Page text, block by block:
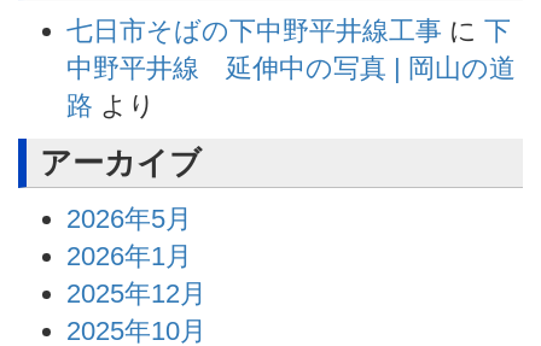
七日市そばの下中野平井線工事 に 下
中野平井線 延伸中の写真 | 岡山の道
路 より
アーカイブ
2026年5月
2026年1月
2025年12月
2025年10月